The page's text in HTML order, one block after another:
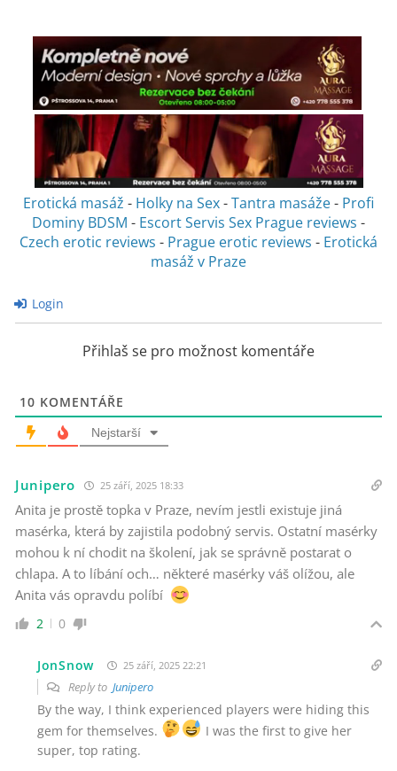
Erotická masáž - Holky na Sex-Tantra masáže- Profi
Dominy BDSM - Escort Servis Sex Prague reviews -
Czech erotic reviews - Prague erotic reviews - Erotická
masáž v Praze
Login
Přihlaš se pro možnost komentáře
10 KOMENTÁŘE
Nejstarší
Junipero 25 září, 2025 18:33
Anita je prostě topka v Praze, nevím jestli existuje jiná
masérka, která by zajistila podobný servis. Ostatní masérky
mohou k ní chodit na školení, jak se správně postarat o
chlapa. A to líbání och… některé masérky váš olížou, ale
Anita vás opravdu políbí
2 0
JonSnow 25 září, 2025 22:21
Reply to Junipero
By the way, I think experienced players were hiding this
gem for themselves.
I was the first to give her
super, top rating.